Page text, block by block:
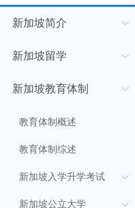
新加坡简介
新加坡留学
新加坡教育体制
教育体制概述
教育体制综述
新加坡入学升学考试
新加坡公立大学